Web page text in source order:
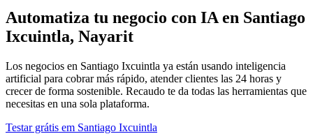
Automatiza tu negocio con IA en Santiago
Ixcuintla, Nayarit
Los negocios en Santiago Ixcuintla ya están usando inteligencia
artificial para cobrar más rápido, atender clientes las 24 horas y
crecer de forma sostenible. Recaudo te da todas las herramientas que
necesitas en una sola plataforma.
Testar grátis em Santiago Ixcuintla